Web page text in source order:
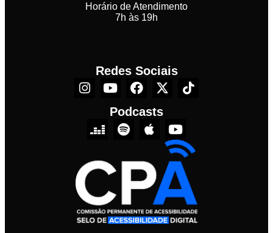
Horário de Atendimento
7h às 19h
Redes Sociais
Podcasts